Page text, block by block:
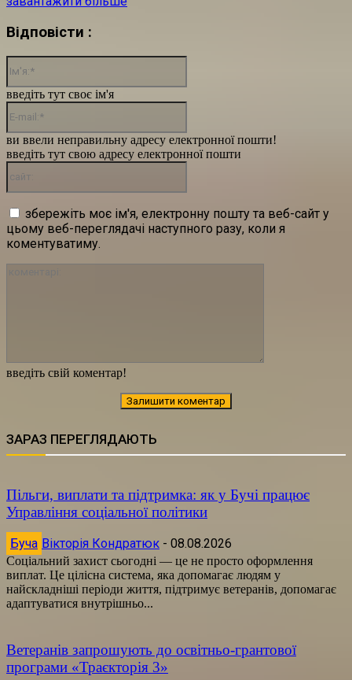
Відповісти :
введіть свій коментар!
введіть тут своє ім'я
ви ввели неправильну адресу електронної пошти!
введіть тут свою адресу електронної пошти
збережіть моє ім'я, електронну пошту та веб-сайт у
цьому веб-переглядачі наступного разу, коли я
коментуватиму.
ЗАРАЗ ПЕРЕГЛЯДАЮТЬ
Пільги, виплати та підтримка: як у Бучі працює
Управління соціальної політики
Буча Вікторія Кондратюк - 08.08.2026
Соціальний захист сьогодні — це не просто оформлення
виплат. Це цілісна система, яка допомагає людям у
найскладніші періоди життя, підтримує ветеранів, допомагає
адаптуватися внутрішньо...
Ветеранів запрошують до освітньо-грантової
програми «Траєкторія 3»